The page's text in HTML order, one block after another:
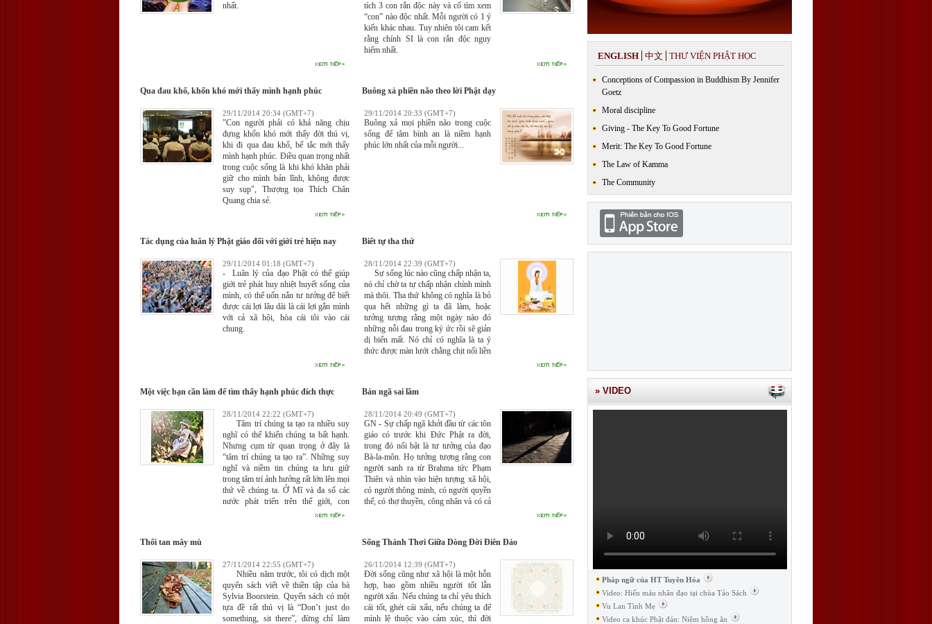
nhất.
tích 3 con rắn độc này và cố tìm xem
“con” nào độc nhất. Mỗi người có 1 ý
kiến khác nhau. Tuy nhiên tôi cam kết
rằng chính SI là con rắn độc nguy
hiểm nhất.
Qua đau khổ, khốn khó mới thấy mình hạnh phúc
29/11/2014 20:34 (GMT+7)
"Con người phải có khả năng chịu
đựng khốn khó mới thấy đời thú vị,
khi đi qua đau khổ, bế tắc mới thấy
mình hạnh phúc. Điều quan trọng nhất
trong cuộc sống là khi khó khăn phải
giữ cho mình bản lĩnh, không được
suy sụp", Thượng tọa Thích Chân
Quang chia sẻ.
Buông xả phiền não theo lời Phật dạy
29/11/2014 20:33 (GMT+7)
Buông xả mọi phiền não trong cuộc
sống để tâm bình an là niềm hạnh
phúc lớn nhất của mỗi người...
Tác dụng của luân lý Phật giáo đối với giới trẻ hiện nay
29/11/2014 01:18 (GMT+7)
- Luân lý của đạo Phật có thể giúp
giới trẻ phát huy nhiệt huyết sống của
mình, có thể uốn nắn tư tưởng để biết
được cái lợi lâu dài là cái lợi gắn mình
với cả xã hội, hòa cái tôi vào cái
chung.
Biết tự tha thứ
28/11/2014 22:39 (GMT+7)
Sự sống lúc nào cũng chấp nhận ta,
nó chỉ chờ ta tự chấp nhận chính mình
mà thôi. Tha thứ không có nghĩa là bỏ
qua hết những gì ta đã làm, hoặc
tưởng tượng rằng một ngày nào đó
những nỗi đau trong ký ức rồi sẽ giản
dị biến mất. Nó chỉ có nghĩa là ta ý
thức được màn lưới chằng chịt nối liền
mình và kẻ khác hơn.
Một việc bạn cần làm để tìm thấy hạnh phúc đích thực
28/11/2014 22:22 (GMT+7)
Tâm trí chúng ta tạo ra nhiều suy
nghĩ có thể khiến chúng ta bất hạnh.
Nhưng cụm từ quan trọng ở đây là
“tâm trí chúng ta tạo ra”. Những suy
nghĩ và niềm tin chúng ta lưu giữ
trong tâm trí ảnh hưởng rất lớn lên mọi
thứ về chúng ta. Ở Mĩ và đa số các
nước phát triển trên thế giới, con
người bị hao mòn bởi chủ nghĩa tiêu
Bản ngã sai lầm
28/11/2014 20:49 (GMT+7)
GN - Sự chấp ngã khởi đầu từ các tôn
giáo có trước khi Đức Phật ra đời,
trong đó nổi bật là tư tưởng của đạo
Bà-la-môn. Họ tưởng tượng rằng con
người sanh ra từ Brahma tức Phạm
Thiên và nhìn vào hiện tượng xã hội,
có người thông minh, có người quyền
thế, có thợ thuyền, công nhân và có cả
nhà thuyết giáo, tức đạo sĩ Bà-la-môn.
Thổi tan mây mù
27/11/2014 22:55 (GMT+7)
Nhiều năm trước, tôi có dịch một
quyển sách viết về thiền tập của bà
Sylvia Boorstein. Quyển sách có một
tựa đề rất thú vị là “Don’t just do
something, sit there”, đừng chỉ làm
Sống Thảnh Thơi Giữa Dòng Đời Điên Đảo
26/11/2014 12:39 (GMT+7)
Đời sống cũng như xã hội là một hỗn
hợp, bao gồm nhiều người tốt lẫn
người xấu. Nếu chúng ta chỉ yêu thích
cái tốt, ghét cái xấu, nếu chúng ta để
mình lệ thuộc vào cảm xúc, thì đời
ENGLISH 中文 THƯ VIỆN PHẬT HỌC
Conceptions of Compassion in Buddhism By Jennifer
Goetz
Moral discipline
Giving - The Key To Good Fortune
Merit: The Key To Good Fortune
The Law of Kamma
The Community
» VIDEO
Pháp ngữ của HT Tuyên Hóa
Video: Hiến máu nhân đạo tại chùa Tảo Sách
Vu Lan Tình Mẹ
Video ca khúc Phật đản: Niệm hồng ân